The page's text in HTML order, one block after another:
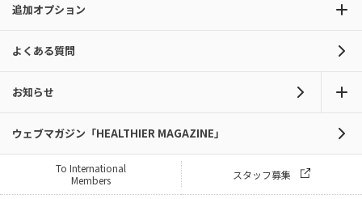
追加オプション
よくある質問
お知らせ
ウェブマガジン「HEALTHIER MAGAZINE」
To International
Members
スタッフ募集